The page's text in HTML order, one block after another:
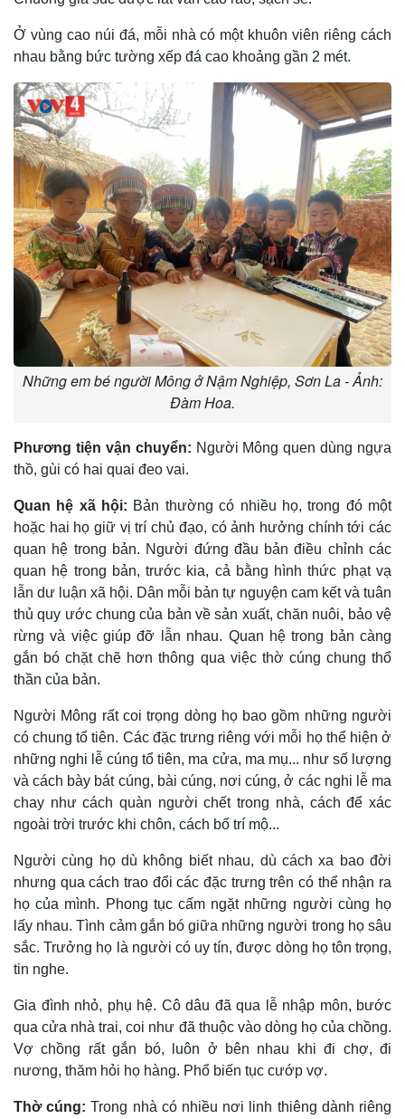
Ở vùng cao núi đá, mỗi nhà có một khuôn viên riêng cách
nhau bằng bức tường xếp đá cao khoảng gần 2 mét.
Những em bé người Mông ở Nậm Nghiệp, Sơn La - Ảnh:
Đàm Hoa.
Phương tiện vận chuyển: Người Mông quen dùng ngựa
thồ, gùi có hai quai đeo vai.
Quan hệ xã hội: Bản thường có nhiều họ, trong đó một
hoặc hai họ giữ vị trí chủ đạo, có ảnh hưởng chính tới các
quan hệ trong bản. Người đứng đầu bản điều chỉnh các
quan hệ trong bản, trước kia, cả bằng hình thức phạt vạ
lẫn dư luận xã hội. Dân mỗi bản tự nguyện cam kết và tuân
thủ quy ước chung của bản về sản xuất, chăn nuôi, bảo vệ
rừng và việc giúp đỡ lẫn nhau. Quan hệ trong bản càng
gắn bó chặt chẽ hơn thông qua việc thờ cúng chung thổ
thần của bản.
Người Mông rất coi trọng dòng họ bao gồm những người
có chung tổ tiên. Các đặc trưng riêng với mỗi họ thể hiện ở
những nghi lễ cúng tổ tiên, ma cửa, ma mụ... như số lượng
và cách bày bát cúng, bài cúng, nơi cúng, ở các nghi lễ ma
chay như cách quàn người chết trong nhà, cách để xác
ngoài trời trước khi chôn, cách bố trí mộ...
Người cùng họ dù không biết nhau, dù cách xa bao đời
nhưng qua cách trao đổi các đặc trưng trên có thể nhận ra
họ của mình. Phong tục cấm ngặt những người cùng họ
lấy nhau. Tình cảm gắn bó giữa những người trong họ sâu
sắc. Trưởng họ là người có uy tín, được dòng họ tôn trọng,
tin nghe.
Gia đình nhỏ, phụ hệ. Cô dâu đã qua lễ nhập môn, bước
qua cửa nhà trai, coi như đã thuộc vào dòng họ của chồng.
Vợ chồng rất gắn bó, luôn ở bên nhau khi đi chợ, đi
nương, thăm hỏi họ hàng. Phổ biến tục cướp vợ.
Thờ cúng:Trong nhà có nhiều nơi linh thiêng dành riêng